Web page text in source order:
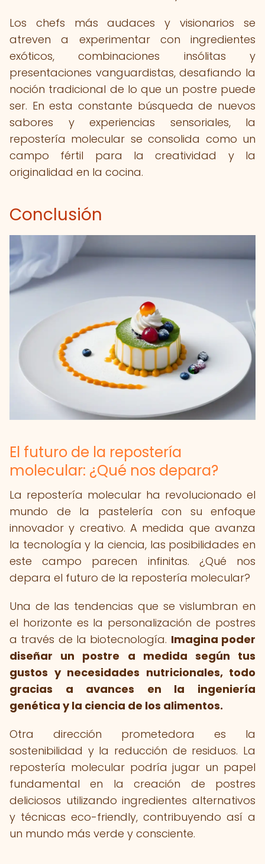
Los chefs más audaces y visionarios se
atreven a experimentar con ingredientes
exóticos, combinaciones insólitas y
presentaciones vanguardistas, desafiando la
noción tradicional de lo que un postre puede
ser. En esta constante búsqueda de nuevos
sabores y experiencias sensoriales, la
repostería molecular se consolida como un
campo fértil para la creatividad y la
originalidad en la cocina.
Conclusión
El futuro de la repostería
molecular: ¿Qué nos depara?
La repostería molecular ha revolucionado el
mundo de la pastelería con su enfoque
innovador y creativo. A medida que avanza
la tecnología y la ciencia, las posibilidades en
este campo parecen infinitas. ¿Qué nos
depara el futuro de la repostería molecular?
Una de las tendencias que se vislumbran en
el horizonte es la personalización de postres
a través de la biotecnología. Imagina poder
diseñar un postre a medida según tus
gustos y necesidades nutricionales, todo
gracias a avances en la ingeniería
genética y la ciencia de los alimentos.
Otra dirección prometedora es la
sostenibilidad y la reducción de residuos. La
repostería molecular podría jugar un papel
fundamental en la creación de postres
deliciosos utilizando ingredientes alternativos
y técnicas eco-friendly, contribuyendo así a
un mundo más verde y consciente.